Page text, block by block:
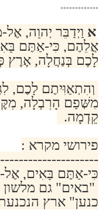
-------------
א וַיְדַבֵּר יְהוָה,
אֲלֵהֶם, כִּי-אַתֶּם
לָכֶם בְּנַחֲלָה, אֶרֶץ
וְהִתְאַוִּיתֶם לָכֶם,
מִשְּׁפָם הָרִבְלָה,
קֵדְמָה.
פירושי מקרא :
כִּי-אַתֶּם בָּאִים,
"באים" גם
כנען" ארץ